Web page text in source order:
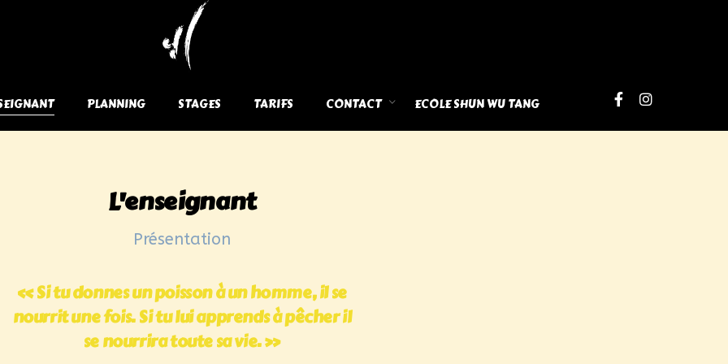
PLANNING STAGES TARIFS CONTACT ECOLE SHUN WU TANG
L'enseignant
Présentation
« Si tu donnes un poisson à un homme, il se
nourrit une fois. Si tu lui apprends à pêcher il
se nourrira toute sa vie. »